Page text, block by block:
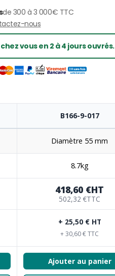
de 300 à 3 000€ TTC
nous
vous en 2 à 4 jours ouvrés.
B166-9-017
Diamètre 55 mm
8.7kg
418,60 €HT
502,32 €TTC
+ 25,50 € HT
+ 30,60 € TTC
Ajouter au panier